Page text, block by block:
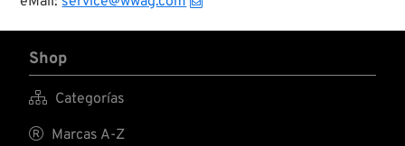
Shop
 Categorías
 Marcas A-Z